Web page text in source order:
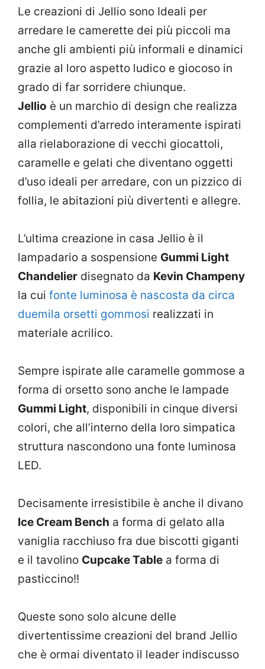
Le creazioni di Jellio sono Ideali per
arredare le camerette dei più piccoli ma
anche gli ambienti più informali e dinamici
grazie al loro aspetto ludico e giocoso in
grado di far sorridere chiunque.
Jellio è un marchio di design che realizza
complementi d’arredo interamente ispirati
alla rielaborazione di vecchi giocattoli,
caramelle e gelati che diventano oggetti
d’uso ideali per arredare, con un pizzico di
follia, le abitazioni più divertenti e allegre.
L’ultima creazione in casa Jellio è il
lampadario a sospensione Gummi Light
Chandelier disegnato da Kevin Champeny
la cui fonte luminosa è nascosta da circa
duemila orsetti gommosi realizzati in
materiale acrilico.
Sempre ispirate alle caramelle gommose a
forma di orsetto sono anche le lampade
Gummi Light, disponibili in cinque diversi
colori, che all’interno della loro simpatica
struttura nascondono una fonte luminosa
LED.
Decisamente irresistibile è anche il divano
Ice Cream Bench a forma di gelato alla
vaniglia racchiuso fra due biscotti giganti
e il tavolino Cupcake Table a forma di
pasticcino!!
Queste sono solo alcune delle
divertentissime creazioni del brand Jellio
che è ormai diventato il leader indiscusso